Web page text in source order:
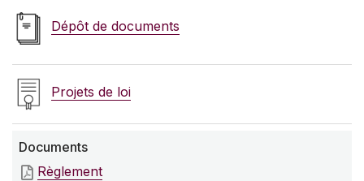
Dépôt de documents
Projets de loi
Documents
Règlement